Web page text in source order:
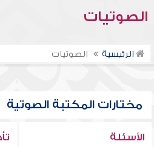
الصوتيات
الرئيسية الصوتيات
مختارات المكتبة الصوتية
الأسئلة